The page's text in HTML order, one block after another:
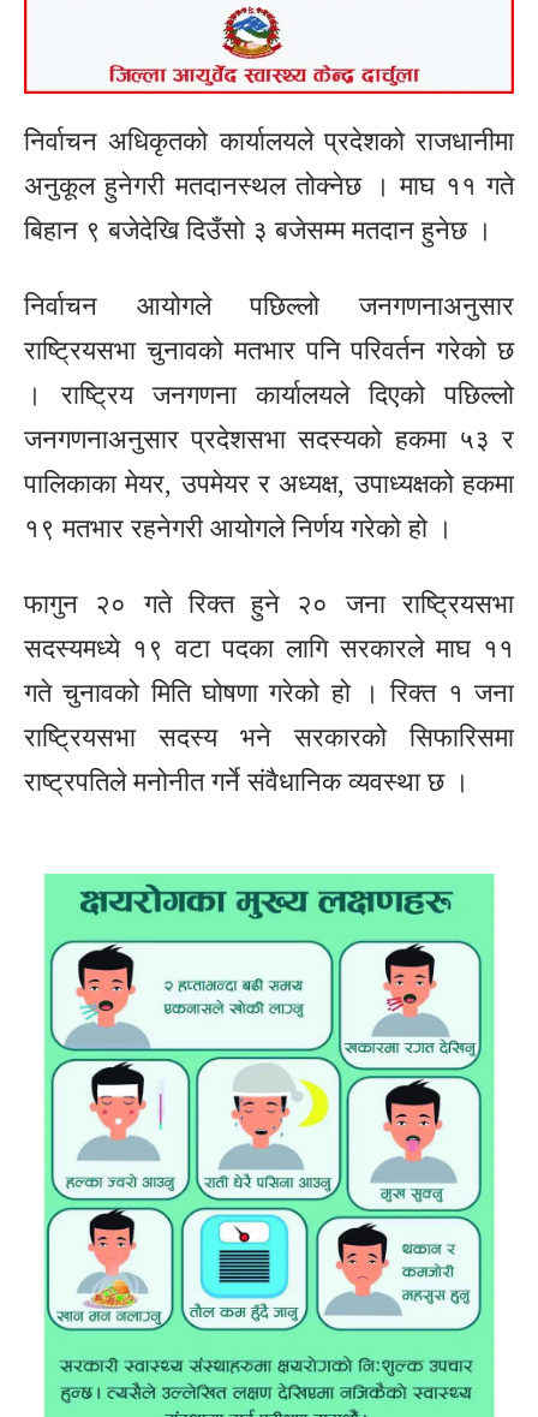
निर्वाचन अधिकृतको कार्यालयले प्रदेशको राजधानीमा
अनुकूल हुनेगरी मतदानस्थल तोक्नेछ । माघ ११ गते
बिहान ९ बजेदेखि दिउँसो ३ बजेसम्म मतदान हुनेछ ।
निर्वाचन आयोगले पछिल्लो जनगणनाअनुसार
राष्ट्रियसभा चुनावको मतभार पनि परिवर्तन गरेको छ
। राष्ट्रिय जनगणना कार्यालयले दिएको पछिल्लो
जनगणनाअनुसार प्रदेशसभा सदस्यको हकमा ५३ र
पालिकाका मेयर, उपमेयर र अध्यक्ष, उपाध्यक्षको हकमा
१९ मतभार रहनेगरी आयोगले निर्णय गरेको हो ।
फागुन २० गते रिक्त हुने २० जना राष्ट्रियसभा
सदस्यमध्ये १९ वटा पदका लागि सरकारले माघ ११
गते चुनावको मिति घोषणा गरेको हो । रिक्त १ जना
राष्ट्रियसभा सदस्य भने सरकारको सिफारिसमा
राष्ट्रपतिले मनोनीत गर्ने संवैधानिक व्यवस्था छ ।